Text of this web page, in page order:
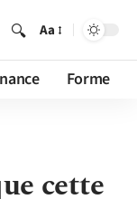
Aa
Forme
cette